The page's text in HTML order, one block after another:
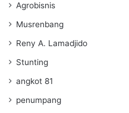
Agrobisnis
Musrenbang
Reny A. Lamadjido
Stunting
angkot 81
penumpang